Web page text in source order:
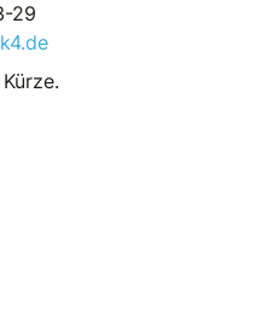
29
auf der K-Tagung 2019